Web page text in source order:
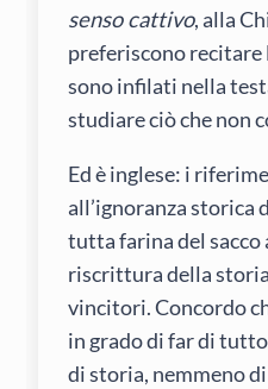
senso cattivo, alla
preferiscono recitare
sono infilati nella
studiare ciò che non
Ed è inglese: i
all’ignoranza storica
tutta farina del sacco
riscrittura della
vincitori. Concordo
in grado di far di
di storia, nemmeno